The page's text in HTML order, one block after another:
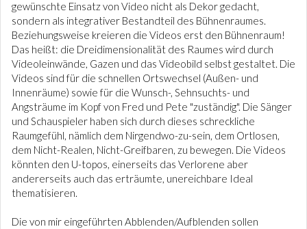
gewünschte Einsatz von Video nicht als Dekor gedacht,
sondern als integrativer Bestandteil des Bühnenraumes.
Beziehungsweise kreieren die Videos erst den Bühnenraum!
Das heißt: die Dreidimensionalität des Raumes wird durch
Videoleinwände, Gazen und das Videobild selbst gestaltet. Die
Videos sind für die schnellen Ortswechsel (Außen- und
Innenräume) sowie für die Wunsch-, Sehnsuchts- und
Angsträume im Kopf von Fred und Pete "zuständig". Die Sänger
und Schauspieler haben sich durch dieses schreckliche
Raumgefühl, nämlich dem Nirgendwo-zu-sein, dem Ortlosen,
dem Nicht-Realen, Nicht-Greifbaren, zu bewegen. Die Videos
könnten den U-topos, einerseits das Verlorene aber
andererseits auch das erträumte, unereichbare Ideal
thematisieren.
Die von mir eingeführten Abblenden/Aufblenden sollen